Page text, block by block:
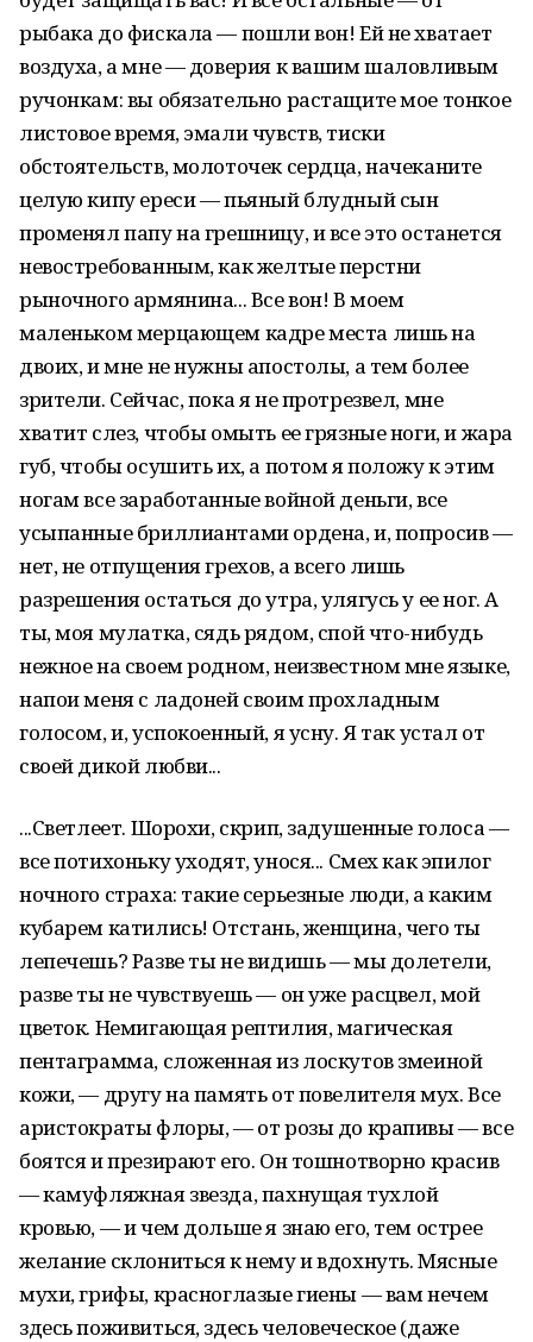
рыбака до фискала — пошли вон! Ей не хватает
воздуха, а мне — доверия к вашим шаловливым
ручонкам: вы обязательно растащите мое тонкое
листовое время, эмали чувств, тиски
обстоятельств, молоточек сердца, начеканите
целую кипу ереси — пьяный блудный сын
променял папу на грешницу, и все это останется
невостребованным, как желтые перстни
рыночного армянина... Все вон! В моем
маленьком мерцающем кадре места лишь на
двоих, и мне не нужны апостолы, а тем более
зрители. Сейчас, пока я не протрезвел, мне
хватит слез, чтобы омыть ее грязные ноги, и жара
губ, чтобы осушить их, а потом я положу к этим
ногам все заработанные войной деньги, все
усыпанные бриллиантами ордена, и, попросив —
нет, не отпущения грехов, а всего лишь
разрешения остаться до утра, улягусь у ее ног. А
ты, моя мулатка, сядь рядом, спой что-нибудь
нежное на своем родном, неизвестном мне языке,
напои меня с ладоней своим прохладным
голосом, и, успокоенный, я усну. Я так устал от
своей дикой любви...
...Светлеет. Шорохи, скрип, задушенные голоса —
все потихоньку уходят, унося... Смех как эпилог
ночного страха: такие серьезные люди, а каким
кубарем катились! Отстань, женщина, чего ты
лепечешь? Разве ты не видишь — мы долетели,
разве ты не чувствуешь — он уже расцвел, мой
цветок. Немигающая рептилия, магическая
пентаграмма, сложенная из лоскутов змеиной
кожи, — другу на память от повелителя мух. Все
аристократы флоры, — от розы до крапивы — все
боятся и презирают его. Он тошнотворно красив
— камуфляжная звезда, пахнущая тухлой
кровью, — и чем дольше я знаю его, тем острее
желание склониться к нему и вдохнуть. Мясные
мухи, грифы, красноглазые гиены — вам нечем
здесь поживиться, здесь человеческое (даже